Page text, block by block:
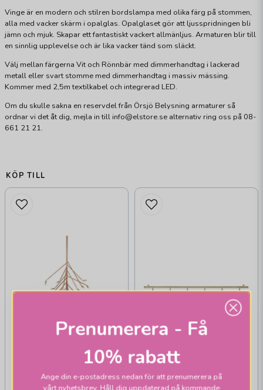
Vinge är en modern och stilren bordslampa med olika färg på stommen,
alla med vacker skärm i opalglas. Opalglaset gör att ljusspridningen bli
jämn och mjuk. Skapar ett fantastiskt vackert allmänljus. Armaturen blir till
en sinnlig upplevelse och är lika vacker tänd som släckt.
Välj mellan färgerna Vit och Rönnbär med dimmerhandtag i lackerad
metall eller svart stomme med dimmerhandtag i massiv mässing.
Kommer med 2,5m textilkabel och integrerad LED.
Om du skulle sakna en reservdel från Örsjö Belysning armaturer så
ordnar vi det åt dig, mejla in till info@elstore.se alternativ ring oss på 08-
661 21 21.
KÖP TILL
ÖRSJÖ BELYSNING
Kvist taklampor 16lj
Prenumerera - Få
10% rabatt
Ange din e-postadress nedan för att prenumerera på